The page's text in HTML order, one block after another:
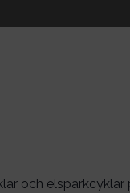
och elsparkcyklar